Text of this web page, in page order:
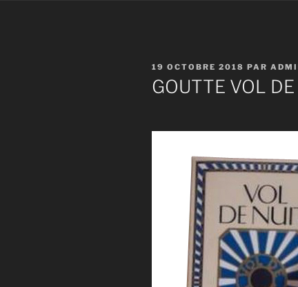
PUBLIÉ
LE
19 OCTOBRE 2018 PAR
GOUTTE VOL